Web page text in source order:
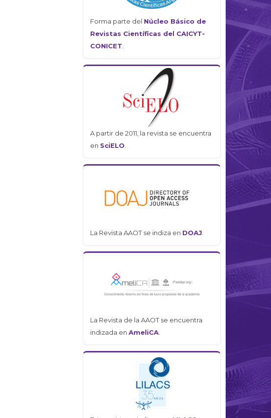
Forma parte del Núcleo Básico de
Revistas Científicas del CAICYT-
CONICET.
A partir de 2011, la revista se encuentra
en SciELO.
La Revista AAOT se indiza en DOAJ.
La Revista de la AAOT se encuentra
indizada en AmeliCA.